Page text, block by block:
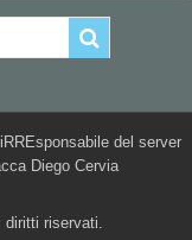
iRREsponsabile del server
Diego Cervia
riservati.